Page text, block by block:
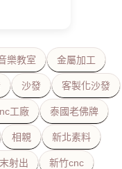
樂教室 金屬加工
沙發 客製化沙發
工廠 泰國老佛牌
相親 新北素料
射出 新竹cnc